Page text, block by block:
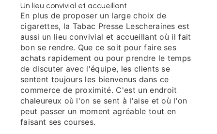
Un lieu convivial et accueillant
En plus de proposer un large choix de
cigarettes, la Tabac Presse Lescheraines est
aussi un lieu convivial et accueillant où il fait
bon se rendre. Que ce soit pour faire ses
achats rapidement ou pour prendre le temps
de discuter avec l'équipe, les clients se
sentent toujours les bienvenus dans ce
commerce de proximité. C'est un endroit
chaleureux où l'on se sent à l'aise et où l'on
peut passer un moment agréable tout en
faisant ses courses.